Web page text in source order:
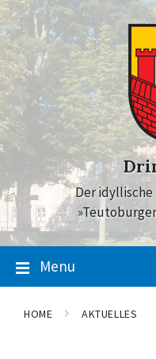
Skip
to
content
Skip
to
main
navigation
Skip
to
footer
Der
Menu
HOME AKTUELLES